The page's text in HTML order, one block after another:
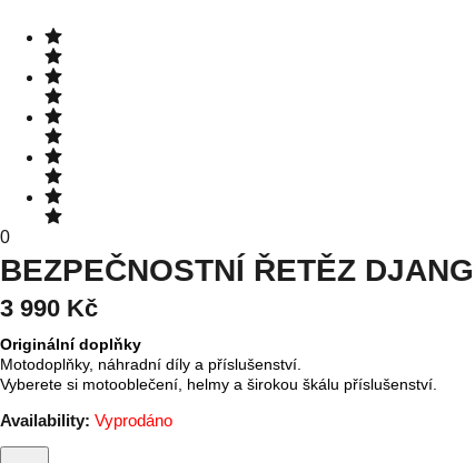
0
BEZPEČNOSTNÍ ŘETĚZ
3 990 Kč
Originální doplňky
Motodoplňky, náhradní díly a příslušenství.
Vyberete si motooblečení, helmy a širokou škálu příslušenství.
Availability: Vyprodáno